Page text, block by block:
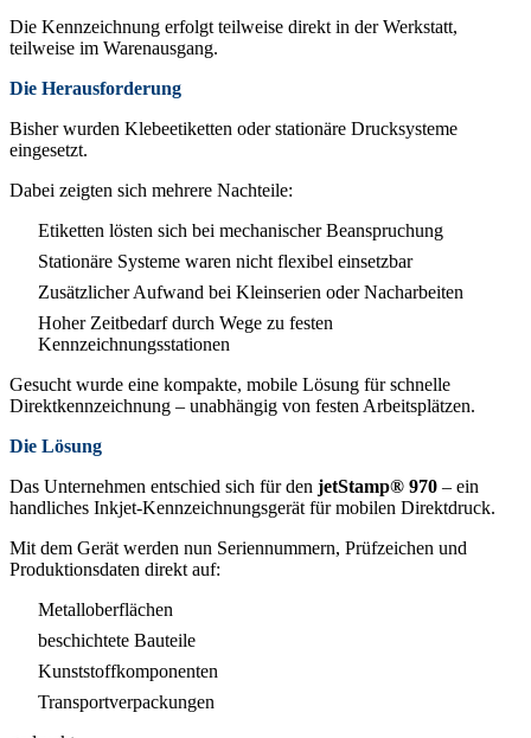
Die Kennzeichnung erfolgt teilweise direkt in der Werkstatt,
teilweise im Warenausgang.
Die Herausforderung
Bisher wurden Klebeetiketten oder stationäre Drucksysteme
eingesetzt.
Dabei zeigten sich mehrere Nachteile:
Etiketten lösten sich bei mechanischer Beanspruchung
Stationäre Systeme waren nicht flexibel einsetzbar
Zusätzlicher Aufwand bei Kleinserien oder Nacharbeiten
Hoher Zeitbedarf durch Wege zu festen
Kennzeichnungsstationen
Gesucht wurde eine kompakte, mobile Lösung für schnelle
Direktkennzeichnung – unabhängig von festen Arbeitsplätzen.
Die Lösung
Das Unternehmen entschied sich für den jetStamp® 970 – ein
handliches Inkjet-Kennzeichnungsgerät für mobilen Direktdruck.
Mit dem Gerät werden nun Seriennummern, Prüfzeichen und
Produktionsdaten direkt auf:
Metalloberflächen
beschichtete Bauteile
Kunststoffkomponenten
Transportverpackungen